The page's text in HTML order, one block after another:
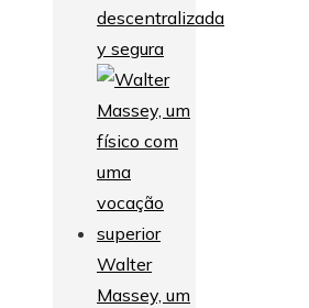
descentralizada
y segura
Walter
Massey, um